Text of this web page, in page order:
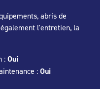
abris de
l'entretien, la
: Oui
: Oui